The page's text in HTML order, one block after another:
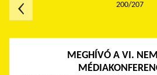
MEGHÍVÓ A VI.
200/207